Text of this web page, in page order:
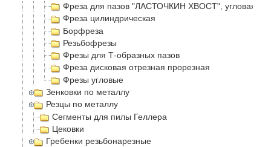
Фреза для пазов "ЛАСТОЧКИН ХВОСТ", угловая
Фреза цилиндрическая
Борфреза
Резьбофрезы
Фрезы для Т-образных пазов
Фреза дисковая отрезная прорезная
Фрезы угловые
Зенковки по металлу
Резцы по металлу
Сегменты для пилы Геллера
Цековки
Гребенки резьбонарезные